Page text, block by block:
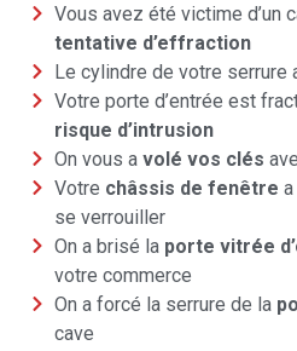
Vous avez été victime d’un
tentative d’effraction
Le cylindre de votre serrure
Votre porte d’entrée est
risque d’intrusion
On vous a volé vos clés
Votre châssis de fenêtre
se verrouiller
On a brisé la porte vitrée
votre commerce
On a forcé la serrure de la
cave